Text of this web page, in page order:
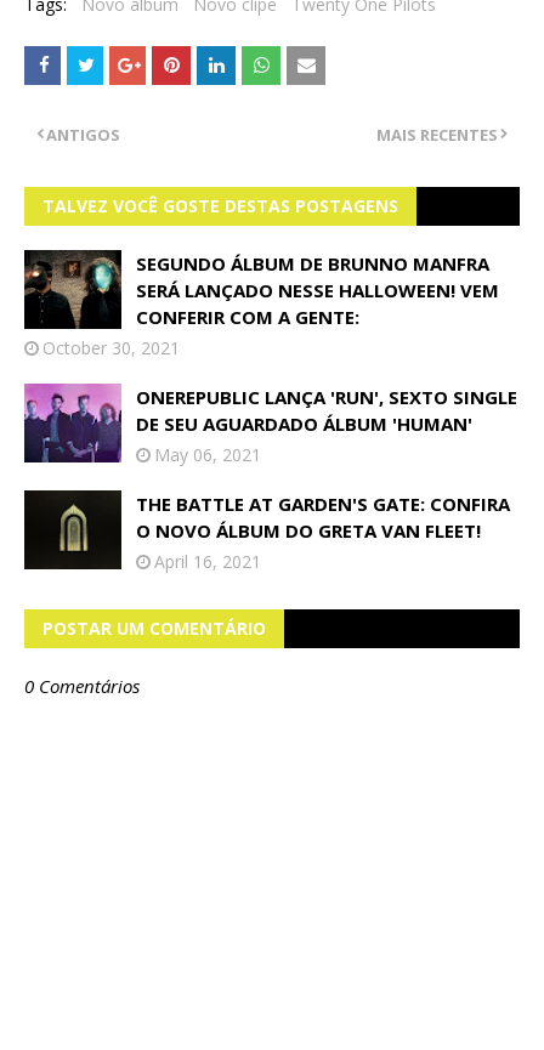
MAIS RECENTES
ANTIGOS
TALVEZ VOCÊ GOSTE DESTAS POSTAGENS
SEGUNDO ÁLBUM DE BRUNNO MANFRA
SERÁ LANÇADO NESSE HALLOWEEN! VEM
CONFERIR COM A GENTE:
October 30, 2021
ONEREPUBLIC LANÇA 'RUN', SEXTO SINGLE
DE SEU AGUARDADO ÁLBUM 'HUMAN'
May 06, 2021
THE BATTLE AT GARDEN'S GATE: CONFIRA
O NOVO ÁLBUM DO GRETA VAN FLEET!
April 16, 2021
POSTAR UM COMENTÁRIO
0 Comentários